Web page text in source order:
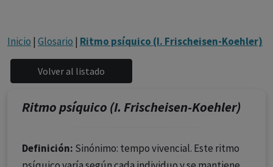
Inicio | Glosario | Ritmo psíquico (I. Frischeisen-Koehler)
Ritmo psíquico (I. Frischeisen-Koehler)
Definición: Sinónimo: tempo vivencial. Este ritmo